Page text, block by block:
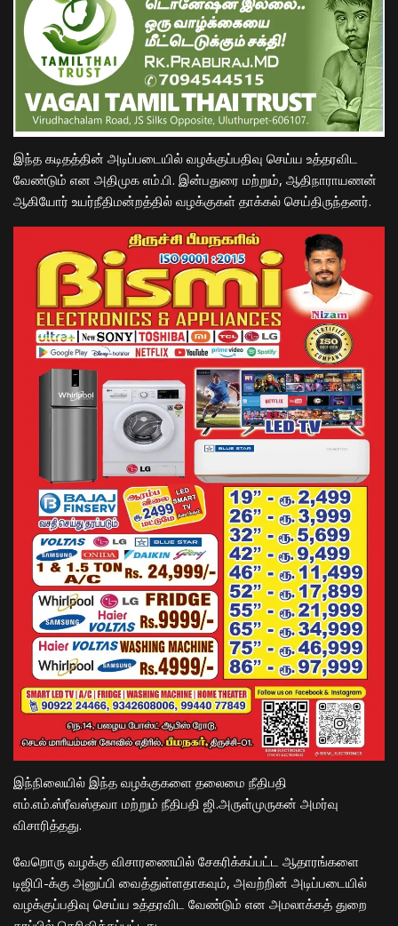
இந்த கடிதத்தின் அடிப்படையில் வழக்குப்பதிவு செய்ய உத்தரவிட
வேண்டும் என அதிமுக எம்.பி. இன்பதுரை மற்றும், ஆதிநாராயணன்
ஆகியோர் உயர்நீதிமன்றத்தில் வழக்குகள் தாக்கல் செய்திருந்தனர்.
இந்நிலையில் இந்த வழக்குகளை தலைமை நீதிபதி
எம்.எம்.ஸ்ரீவஸ்தவா மற்றும் நீதிபதி ஜி.அருள்முருகன் அமர்வு
விசாரித்தது.
வேறொரு வழக்கு விசாரணையில் சேகரிக்கப்பட்ட ஆதாரங்களை
டிஜிபி-க்கு அனுப்பி வைத்துள்ளதாகவும், அவற்றின் அடிப்படையில்
வழக்குப்பதிவு செய்ய உத்தரவிட வேண்டும் என அமலாக்கத் துறை